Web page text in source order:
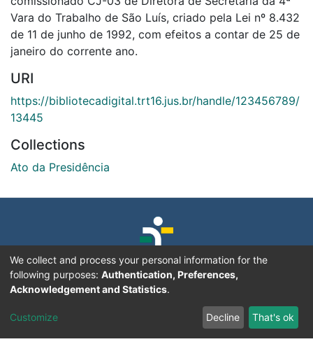
Vara do Trabalho de São Luís, criado pela Lei nº 8.432
de 11 de junho de 1992, com efeitos a contar de 25 de
janeiro do corrente ano.
URI
https://bibliotecadigital.trt16.jus.br/handle/123456789/
13445
Collections
Ato da Presidência
Tribunal Regional do Trabalho da 16ª Região
Av. Senador Vitorino Freire, Nº 2001, Areinha
We collect and process your personal information for the
following purposes: Authentication, Preferences,
Acknowledgement and Statistics.
Customize Decline That's ok